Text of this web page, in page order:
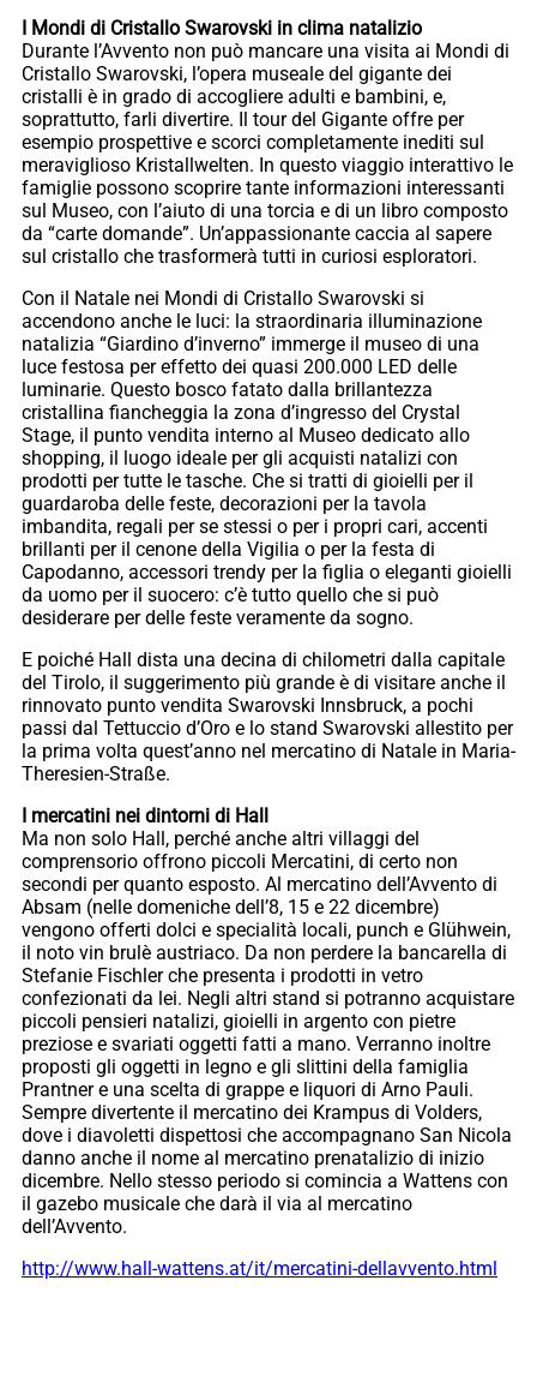
I Mondi di Cristallo Swarovski in clima natalizio
Durante l’Avvento non può mancare una visita ai Mondi di
Cristallo Swarovski, l’opera museale del gigante dei
cristalli è in grado di accogliere adulti e bambini, e,
soprattutto, farli divertire. Il tour del Gigante offre per
esempio prospettive e scorci completamente inediti sul
meraviglioso Kristallwelten. In questo viaggio interattivo le
famiglie possono scoprire tante informazioni interessanti
sul Museo, con l’aiuto di una torcia e di un libro composto
da “carte domande”. Un’appassionante caccia al sapere
sul cristallo che trasformerà tutti in curiosi esploratori.
Con il Natale nei Mondi di Cristallo Swarovski si
accendono anche le luci: la straordinaria illuminazione
natalizia “Giardino d’inverno” immerge il museo di una
luce festosa per effetto dei quasi 200.000 LED delle
luminarie. Questo bosco fatato dalla brillantezza
cristallina fiancheggia la zona d’ingresso del Crystal
Stage, il punto vendita interno al Museo dedicato allo
shopping, il luogo ideale per gli acquisti natalizi con
prodotti per tutte le tasche. Che si tratti di gioielli per il
guardaroba delle feste, decorazioni per la tavola
imbandita, regali per se stessi o per i propri cari, accenti
brillanti per il cenone della Vigilia o per la festa di
Capodanno, accessori trendy per la figlia o eleganti gioielli
da uomo per il suocero: c’è tutto quello che si può
desiderare per delle feste veramente da sogno.
E poiché Hall dista una decina di chilometri dalla capitale
del Tirolo, il suggerimento più grande è di visitare anche il
rinnovato punto vendita Swarovski Innsbruck, a pochi
passi dal Tettuccio d’Oro e lo stand Swarovski allestito per
la prima volta quest’anno nel mercatino di Natale in Maria-
Theresien-Straße.
I mercatini nei dintorni di Hall
Ma non solo Hall, perché anche altri villaggi del
comprensorio offrono piccoli Mercatini, di certo non
secondi per quanto esposto. Al mercatino dell’Avvento di
Absam (nelle domeniche dell’8, 15 e 22 dicembre)
vengono offerti dolci e specialità locali, punch e Glühwein,
il noto vin brulè austriaco. Da non perdere la bancarella di
Stefanie Fischler che presenta i prodotti in vetro
confezionati da lei. Negli altri stand si potranno acquistare
piccoli pensieri natalizi, gioielli in argento con pietre
preziose e svariati oggetti fatti a mano. Verranno inoltre
proposti gli oggetti in legno e gli slittini della famiglia
Prantner e una scelta di grappe e liquori di Arno Pauli.
Sempre divertente il mercatino dei Krampus di Volders,
dove i diavoletti dispettosi che accompagnano San Nicola
danno anche il nome al mercatino prenatalizio di inizio
dicembre. Nello stesso periodo si comincia a Wattens con
il gazebo musicale che darà il via al mercatino
dell’Avvento.
http://www.hall-wattens.at/it/mercatini-dellavvento.html